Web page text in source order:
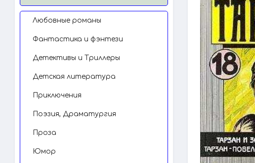
Любовные романы
Фантастика и фэнтези
Детективы и Триллеры
Детская литература
Приключения
Поэзия, Драматургия
Проза
Юмор